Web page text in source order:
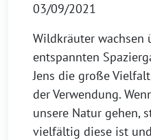
03/09/2021
Wildkräuter wachsen
entspannten
Jens die große
der Verwendung.
unsere Natur gehen,
vielfältig diese ist